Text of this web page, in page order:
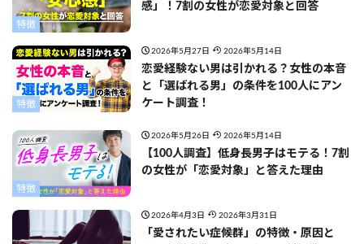
特徴
感」！7割の女性が恋愛対象と回答
特徴
2026年5月27日 2026年5月14日
恋愛経験ない男は引かれる？女性の本音
と「選ばれる男」の条件を100人にアン
ケート調査！
特徴
2026年5月26日 2026年5月14日
【100人調査】低身長男子はモテる！7割
の女性が「恋愛対象」と答えた理由
2026年4月3日 2026年3月31日
「愛されたい症候群」の特徴・原因と